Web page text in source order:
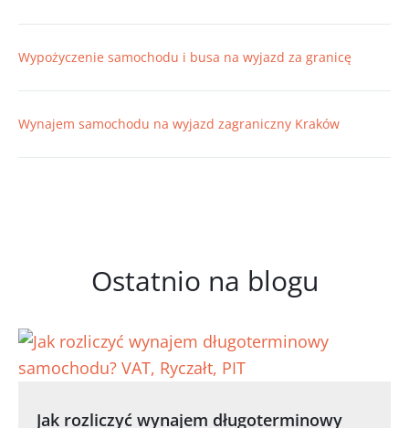
Wypożyczenie samochodu i busa na wyjazd za granicę
Wynajem samochodu na wyjazd zagraniczny Kraków
Ostatnio na blogu
Jak rozliczyć wynajem długoterminowy